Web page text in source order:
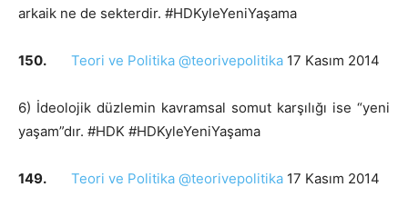
arkaik ne de sekterdir. #HDKyleYeniYaşama
150. Teori ve Politika @teorivepolitika 17 Kasım 2014
6) İdeolojik düzlemin kavramsal somut karşılığı ise “yeni
yaşam”dır. #HDK #HDKyleYeniYaşama
149. Teori ve Politika @teorivepolitika 17 Kasım 2014